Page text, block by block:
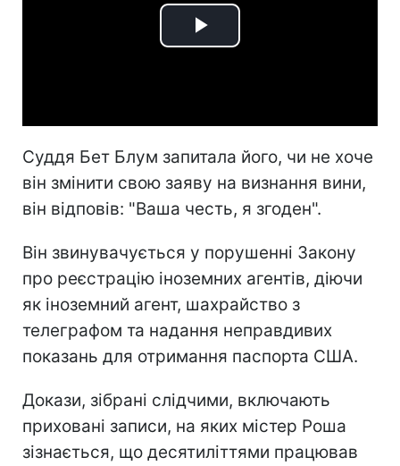
Play
Суддя Бет Блум запитала його, чи не хоче
він змінити свою заяву на визнання вини,
він відповів: "Ваша честь, я згоден".
Він звинувачується у порушенні Закону
про реєстрацію іноземних агентів, діючи
як іноземний агент, шахрайство з
телеграфом та надання неправдивих
показань для отримання паспорта США.
Докази, зібрані слідчими, включають
приховані записи, на яких містер Роша
зізнається, що десятиліттями працював